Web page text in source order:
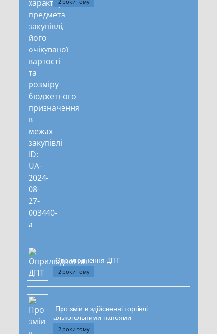
2 роки тому
Оприлюднення ДПТ
2 роки тому
Про зміи в здійсненні торгівлі
алькогольними напоями
2 роки тому